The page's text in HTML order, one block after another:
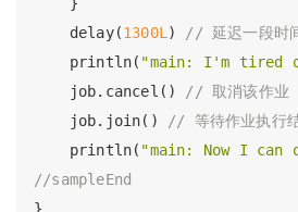
    delay(
1300L ) // 延迟一段时
    println(
"main: I'm tired
    job.cancel()
// 取消该作业
    job.join()
// 等待作业执行
    println(
"main: Now I can
//sampleEnd